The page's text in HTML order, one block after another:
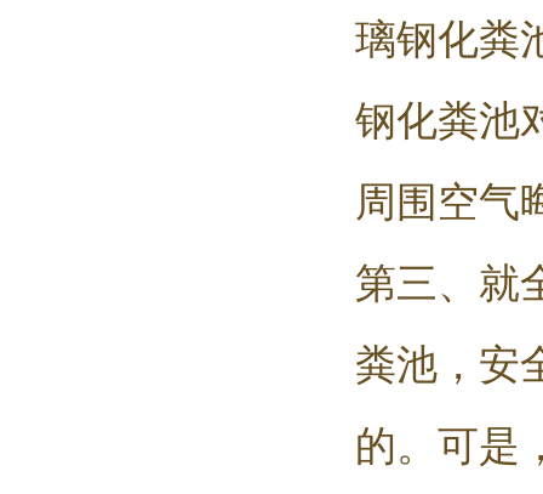
璃钢化粪
钢化粪池
周围空气
第三、就
粪池，安
的。可是